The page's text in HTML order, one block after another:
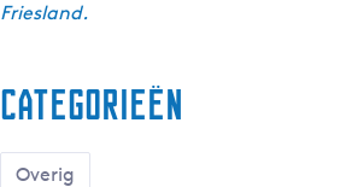
Friesland.
Categorieën
Overig